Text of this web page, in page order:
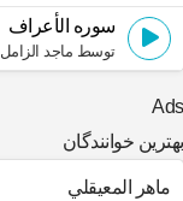
سوره الأعراف
توسط ماجد الزامل
Ads
بهترین خوانندگان
ماهر المعيقلي